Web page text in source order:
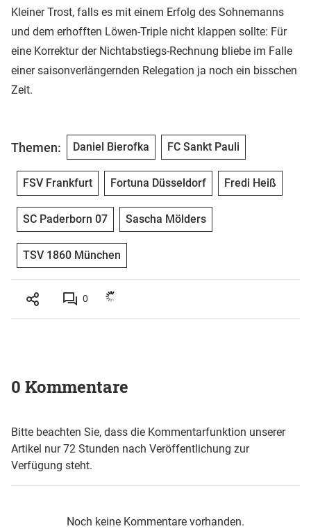
Kleiner Trost, falls es mit einem Erfolg des Sohnemanns
und dem erhofften Löwen-Triple nicht klappen sollte: Für
eine Korrektur der Nichtabstiegs-Rechnung bliebe im Falle
einer saisonverlängernden Relegation ja noch ein bisschen
Zeit.
Themen: Daniel Bierofka FC Sankt Pauli
FSV Frankfurt Fortuna Düsseldorf Fredi Heiß
SC Paderborn 07 Sascha Mölders
TSV 1860 München
0
0 Kommentare
Bitte beachten Sie, dass die Kommentarfunktion unserer
Artikel nur 72 Stunden nach Veröffentlichung zur
Verfügung steht.
Noch keine Kommentare vorhanden.